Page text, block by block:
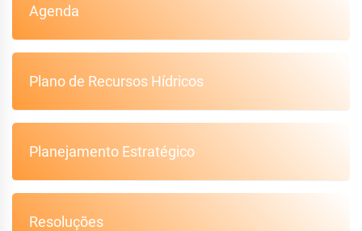
Agenda
Plano de Recursos Hídricos
Planejamento Estratégico
Resoluções